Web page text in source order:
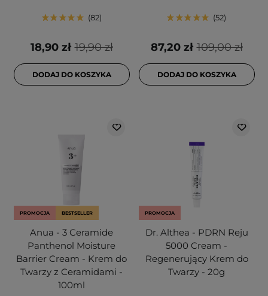
82
19,90 zł
18,90 zł
DODAJ DO KOSZYKA
52
109,00 zł
87,20 zł
DODAJ DO KOSZYKA
PROMOCJA BESTSELLER
Anua - 3 Ceramide
Panthenol Moisture
Barrier Cream - Krem do
Twarzy z Ceramidami -
100ml
PROMOCJA
Dr. Althea - PDRN Reju
5000 Cream -
Regenerujący Krem do
Twarzy - 20g